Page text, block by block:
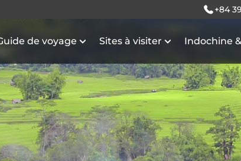
+84
de voyage Sites à visiter Indochine